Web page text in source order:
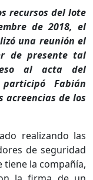
recursos del lote
de 2018, el
una reunión el
de presente tal
al acta del
Fabián
acreencias de los
realizando las
de seguridad
tiene la compañía,